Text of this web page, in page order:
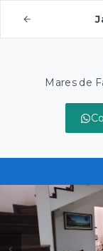
Mares de